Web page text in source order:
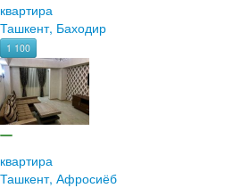
квартира
Ташкент, Баходир
1 100
квартира
Ташкент, Афросиёб